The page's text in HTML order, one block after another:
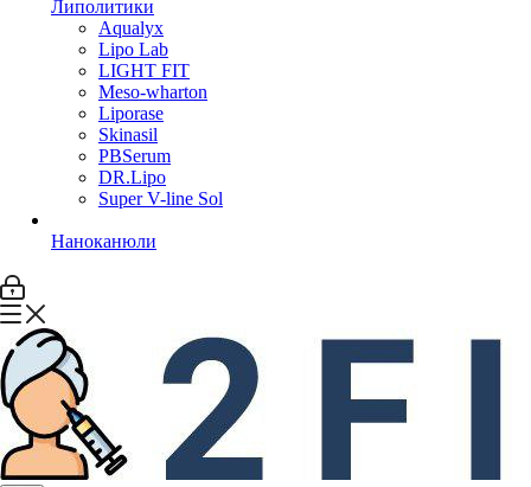
Липолитики
Aqualyx
Lipo Lab
LIGHT FIT
Meso-wharton
Liporase
Skinasil
PBSerum
DR.Lipo
Super V-line Sol
Наноканюли